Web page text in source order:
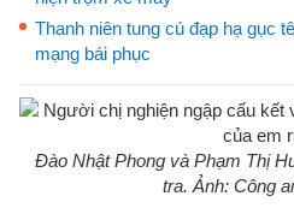
Thanh niên tung cú đạp hạ gục
mạng bái phục
Đào Nhật Phong và Phạm Thị
tra. Ảnh: Công